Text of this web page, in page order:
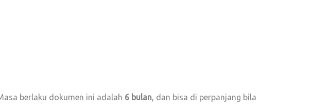
berlaku dokumen ini adalah 6 bulan, dan bisa di perpanjang bila